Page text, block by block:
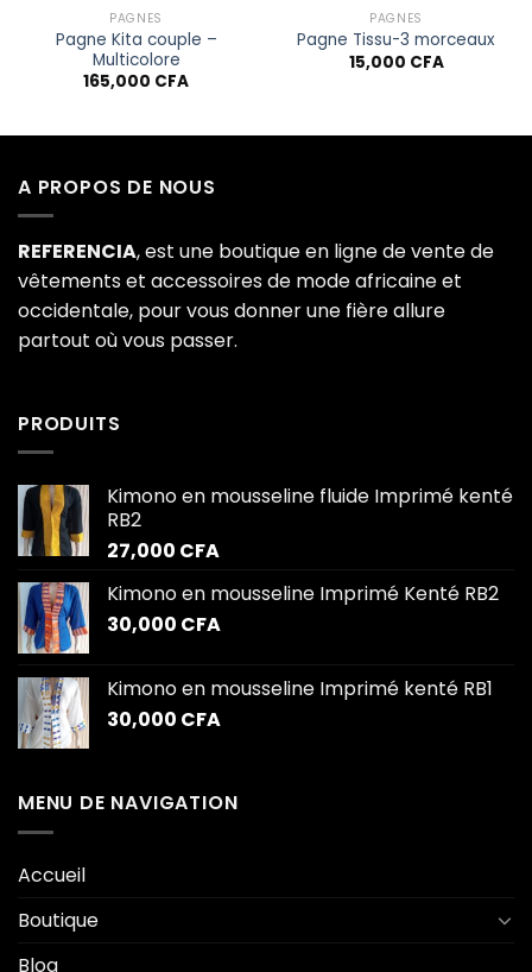
PAGNES
Pagne Kita couple –
Multicolore
165,000 CFA
PAGNES
Pagne Tissu-3 morceaux
15,000 CFA
CFA.
A PROPOS DE NOUS
REFERENCIA, est une boutique en ligne de vente de
vêtements et accessoires de mode africaine et
occidentale, pour vous donner une fière allure
partout où vous passer.
PRODUITS
Kimono en mousseline fluide Imprimé kenté
RB2
27,000 CFA
Kimono en mousseline Imprimé Kenté RB2
30,000 CFA
Kimono en mousseline Imprimé kenté RB1
30,000 CFA
MENU DE NAVIGATION
Accueil
Boutique
Blog